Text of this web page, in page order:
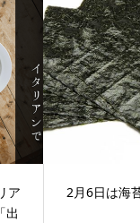
ア
出
2月6日は海